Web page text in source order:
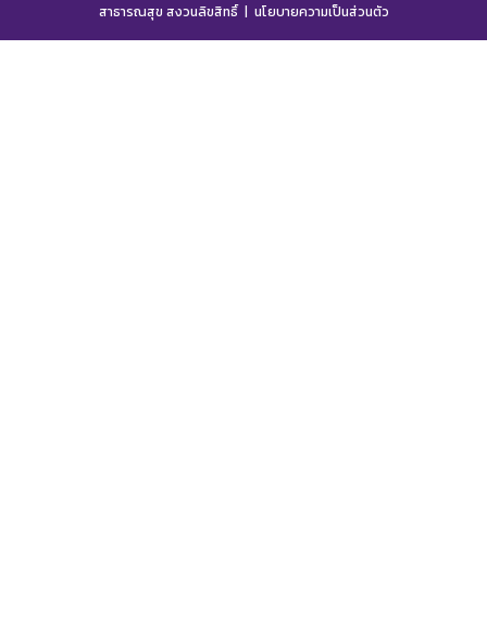
สาธารณสุข สงวนลิขสิทธิ์ | นโยบายความเป็นส่วนตัว